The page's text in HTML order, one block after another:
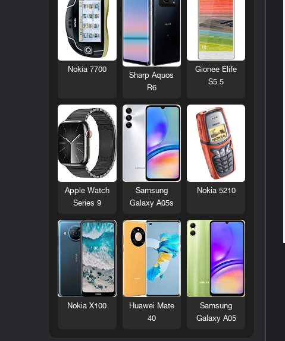
Gionee Elife
S5.5
Sharp Aquos
R6
Nokia 7700
Nokia 5210
Samsung
Galaxy A05s
Apple Watch
Series 9
Samsung
Galaxy A05
Huawei Mate
40
Nokia X100